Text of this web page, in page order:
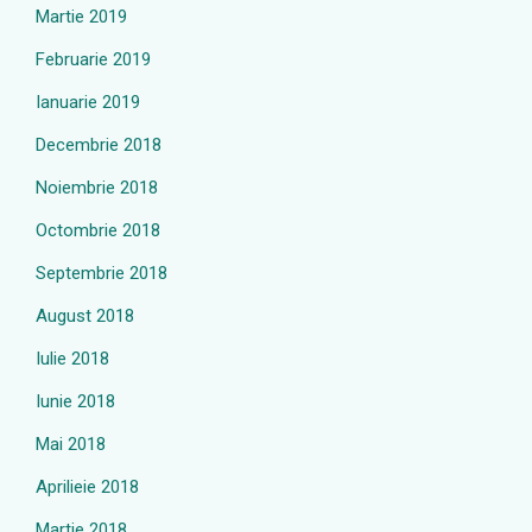
Martie 2019
Februarie 2019
Ianuarie 2019
Decembrie 2018
Noiembrie 2018
Octombrie 2018
Septembrie 2018
August 2018
Iulie 2018
Iunie 2018
Mai 2018
Aprilieie 2018